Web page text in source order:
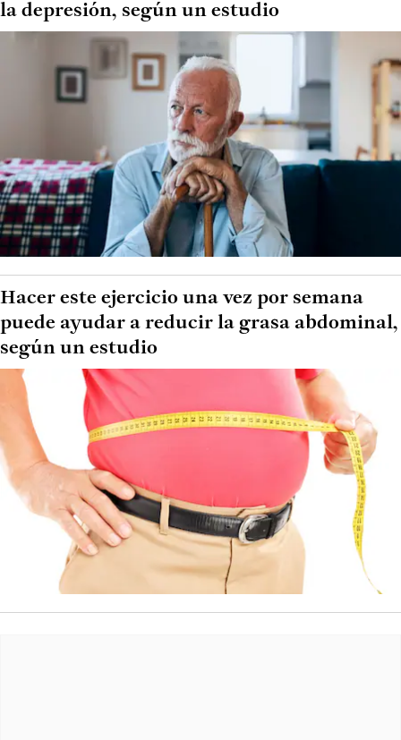
la depresión, según un estudio
Hacer este ejercicio una vez por semana
puede ayudar a reducir la grasa abdominal,
según un estudio